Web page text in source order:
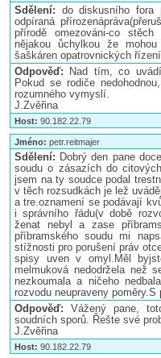
Sdělení: do diskusního
odpíraná
přírodě omezováni-co
nějakou ůchylkou že
šaškáren opatrovnických
Odpověď:
Nad tím, co
Pokud se rodiče
rozumného vymyslí.
J.Zvěřina
Host: 90.182.22.79
Jméno: petr.reitmajer
Sdělení: Dobrý den pane
soudu o zásazích do
jsem na ty soudce podal
v těch rozsudkách je lež
a tre.oznamení se podávají
i správního řádu(v době
ženat nebyl a zase
příbramského soudu mi
stížnosti pro porušení práv
spisy uven v omyl.Měl
melmuková nedodržela než
nezkoumala a ničeho
rozvodu neupraveny
Odpověď:Vážený pane,
soudních sporů. Řešte své
J.Zvěřina
Host: 90.182.22.79